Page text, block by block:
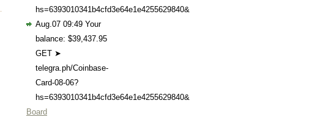
hs=6393010341b4cfd3e64e1e4255629840&
Aug.07 09:49 Your
balance: $39,437.95
GET ➤
telegra.ph/Coinbase-
Card-08-06?
hs=6393010341b4cfd3e64e1e4255629840&
Board